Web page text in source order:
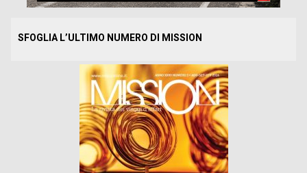
SFOGLIA L’ULTIMO NUMERO DI MISSION